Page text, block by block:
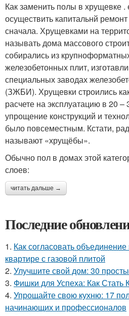
Как заменить полы в хрущевке
осуществить капитальнй
сначала. Хрущевками на
называть дома массового
собирались из
железобетонных плит,
специальных заводах
(ЗЖБИ). Хрущевки строились
расчете на эксплуатацию в 20 –
упрощение конструкций и
было повсеместным. Кстати,
называют «хрущёбы».
Обычно пол в домах этой
слоев:
читать дальше →
Последние
1. Как согласовать
квартире с газовой плитой
2. Улучшите свой дом: 30
3. Фишки для Успеха: Как Стать
4. Упрощайте свою кухню: 17
начинающих и профессионалов